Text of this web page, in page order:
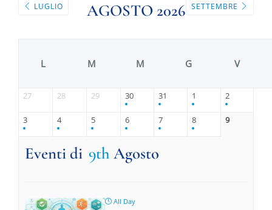
LUGLIO AGOSTO 2026 SETTEMBRE
L M M G V
27 28 29 30 31 1 2
3 4 5 6 7 8 9
Eventi di 9th Agosto
All Day